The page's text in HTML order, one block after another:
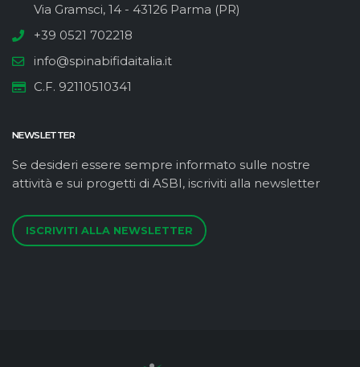
Via Gramsci, 14 - 43126 Parma (PR)
+39 0521 702218
info@spinabifidaitalia.it
C.F. 92110510341
NEWSLETTER
Se desideri essere sempre informato sulle nostre
attività e sui progetti di ASBI, iscriviti alla newsletter
ISCRIVITI ALLA NEWSLETTER